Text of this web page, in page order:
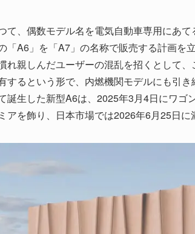
て、偶数モデル名を電気自動車専用にあ
「A6」を「A7」の名称で販売する計画を
れ親しんだユーザーの混乱を招くとして
するという形で、内燃機関モデルにも引
誕生した新型A6は、2025年3月4日にワ
アを飾り、日本市場では2026年6月25日に